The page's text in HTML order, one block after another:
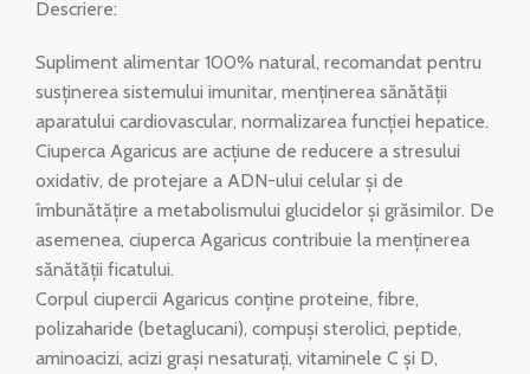
Descriere:
Supliment alimentar 100% natural, recomandat pentru
susținerea sistemului imunitar, menținerea sănătății
aparatului cardiovascular, normalizarea funcției hepatice.
Ciuperca Agaricus are acțiune de reducere a stresului
oxidativ, de protejare a ADN-ului celular și de
îmbunătățire a metabolismului glucidelor și grăsimilor. De
asemenea, ciuperca Agaricus contribuie la menținerea
sănătății ficatului.
Corpul ciupercii Agaricus conține proteine, fibre,
polizaharide (betaglucani), compuși sterolici, peptide,
aminoacizi, acizi grași nesaturați, vitaminele C și D,